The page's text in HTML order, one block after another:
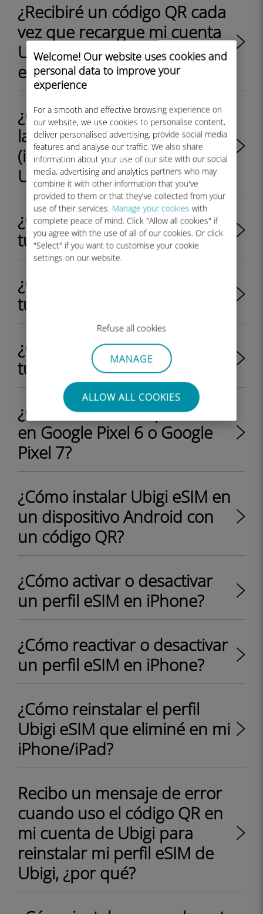
Welcome! Our website uses cookies and
personal data to improve your
experience
For a smooth and effective browsing experience on
our website, we use cookies to personalise content,
deliver personalised advertising, provide social media
features and analyse our traffic. We also share
information about your use of our site with our social
media, advertising and analytics partners who may
combine it with other information that you've
provided to them or that they've collected from your
use of their services. Manage your cookies with
complete peace of mind. Click "Allow all cookies" if
you agree with the use of all of our cookies. Or click
"Select" if you want to customise your cookie
settings on our website.
Refuse all cookies
MANAGE
ALLOW ALL COOKIES
¿Recibiré un código QR cada
vez que recargue mi cuenta
Ubigi con un plan de datos
eSIM?
¿Cómo instalar Ubigi eSIM en
la serie Samsung Galaxy S22
(incluidos S22, S22+ y S22
Ultra)?
¿Cómo instalar Ubigi eSIM en
tus modelos de iPhone 14?
¿Cómo instalar Ubigi eSIM en
tus modelos de iPhone 12?
¿Cómo instalar Ubigi eSIM en
tus modelos de iPhone 13?
¿Cómo instalar un perfil eSIM
en Google Pixel 6 o Google
Pixel 7?
¿Cómo instalar Ubigi eSIM en
un dispositivo Android con
un código QR?
¿Cómo activar o desactivar
un perfil eSIM en iPhone?
¿Cómo reactivar o desactivar
un perfil eSIM en iPhone?
¿Cómo reinstalar el perfil
Ubigi eSIM que eliminé en mi
iPhone/iPad?
Recibo un mensaje de error
cuando uso el código QR en
mi cuenta de Ubigi para
reinstalar mi perfil eSIM de
Ubigi, ¿por qué?